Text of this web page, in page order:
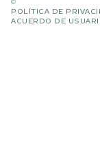
©
POLÍTICA DE
ACUERDO DE